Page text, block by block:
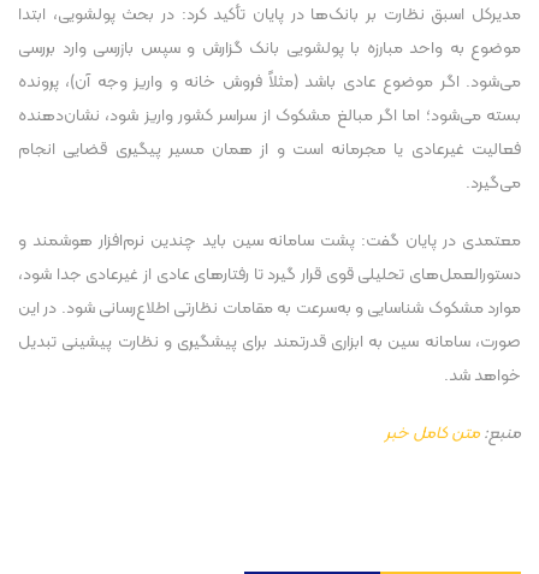
مدیرکل اسبق نظارت بر بانک‌ها در پایان تأکید کرد: در بحث پولشویی، ابتدا
موضوع به واحد مبارزه با پولشویی بانک گزارش و سپس بازرسی وارد بررسی
می‌شود. اگر موضوع عادی باشد (مثلاً فروش خانه و واریز وجه آن)، پرونده
بسته می‌شود؛ اما اگر مبالغ مشکوک از سراسر کشور واریز شود، نشان‌دهنده
فعالیت غیرعادی یا مجرمانه است و از همان مسیر پیگیری قضایی انجام
می‌گیرد.
معتمدی در پایان گفت: پشت سامانه سین باید چندین نرم‌افزار هوشمند و
دستورالعمل‌های تحلیلی قوی قرار گیرد تا رفتار‌های عادی از غیرعادی جدا شود،
موارد مشکوک شناسایی و به‌سرعت به مقامات نظارتی اطلاع‌رسانی شود. در این
صورت، سامانه سین به ابزاری قدرتمند برای پیشگیری و نظارت پیشینی تبدیل
خواهد شد.
منبع:متن کامل خبر